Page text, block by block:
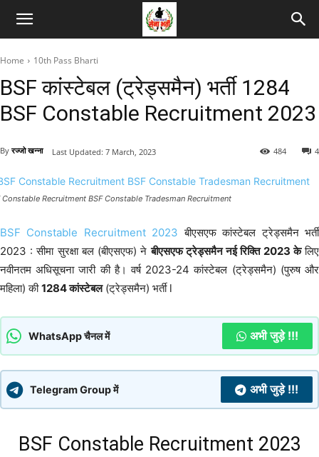
Home 10th Pass Bharti
BSF कांस्टेबल (ट्रेड्समैन) भर्ती 1284
BSF Constable Recruitment 2023
By रज्जो खन्ना 4
484
Last Updated: 7 March, 2023
Constable Recruitment BSF Constable Tradesman Recruitment
BSF Constable Recruitment 2023 बीएसएफ कांस्टेबल ट्रेड्समैन भर्ती
2023 : सीमा सुरक्षा बल (बीएसएफ) नेबीएसएफ ट्रेड्समैन नई रिक्ति 2023 केलिए
नवीनतम अधिसूचना जारी की है। वर्ष 2023-24 कांस्टेबल (ट्रेड्समैन) (पुरुष और
महिला) की1284 कांस्टेबल(ट्रेड्समैन) भर्ती l
WhatsApp चैनल में अभी जुड़े !!!
Telegram Group में अभी जुड़े !!!
BSF Constable Recruitment 2023